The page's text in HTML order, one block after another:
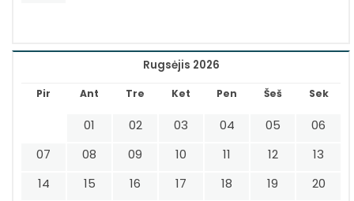
Rugsėjis 2026
Pir Ant Tre Ket Pen Šeš Sek
01 02 03 04 05
06
07
08 09 10 11 12
13
14
15 16 17 18 19
20